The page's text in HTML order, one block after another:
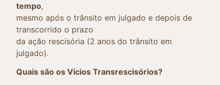
tempo,
mesmo após o trânsito em julgado e depois de
transcorrido o prazo
da ação rescisória (2 anos do trânsito em
julgado).
Quais são os Vícios Transrescisórios?